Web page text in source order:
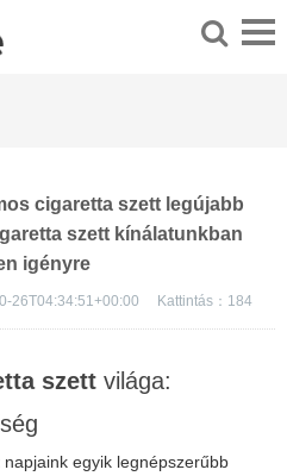
cigaretta szett legújabb
szett kínálatunkban
igényre
26T04:34:51+00:00 Kattintás： 184
szett világa:
napjaink egyik legnépszerűbb